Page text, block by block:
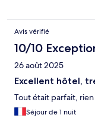
Avis vérifié
10/10
26 août 2025
Excellent hôtel,
Tout était parfait,
Séjour de 1 nuit